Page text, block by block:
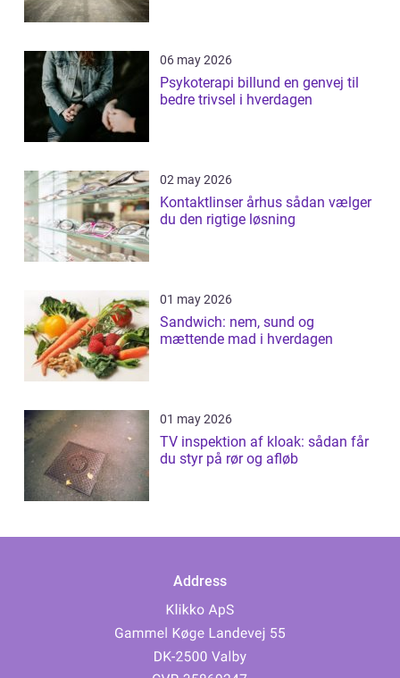
06 may 2026
Psykoterapi billund en genvej til
bedre trivsel i hverdagen
02 may 2026
Kontaktlinser århus sådan vælger
du den rigtige løsning
01 may 2026
Sandwich: nem, sund og
mættende mad i hverdagen
01 may 2026
TV inspektion af kloak: sådan får
du styr på rør og afløb
Address